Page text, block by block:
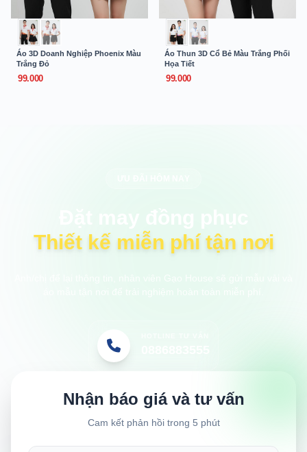
Áo 3D Doanh Nghiệp Phoenix Màu
Trắng Đỏ
99.000
Áo Thun 3D Cổ Bẻ Màu Trắng Phối
Họa Tiết
99.000
Thiết kế miễn phí tận nơi
Nhận báo giá và tư vấn
Cam kết phản hồi trong 5 phút